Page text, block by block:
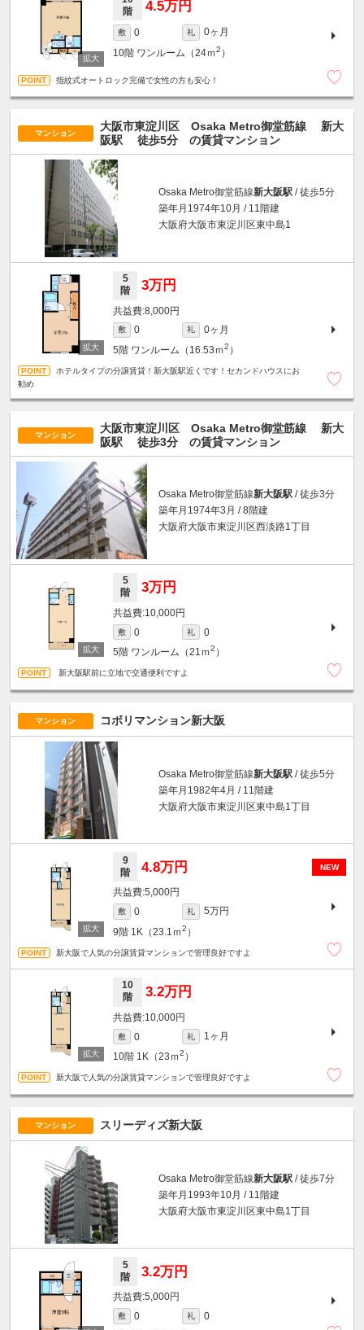
階
4.5万円
敷 0 礼
0ヶ月
10階 ワンルーム（24ｍ2 ）
指紋式オートロック完備で女性の方も安心！
マンション
大阪市東淀川区 Osaka Metro御堂筋線
新大
阪駅
徒歩5分 の賃貸マンション
Osaka Metro御堂筋線新大阪駅 / 徒歩5分
築年月1974年10月 / 11階建
大阪府大阪市東淀川区東中島1
5
階
3万円
8,000円
敷 0 礼
0ヶ月
5階 ワンルーム（16.53ｍ2 ）
ホテルタイプの分譲賃貸！新大阪駅近くです！セカンドハウスにお
勧め
マンション
大阪市東淀川区 Osaka Metro御堂筋線
新大
阪駅
徒歩3分 の賃貸マンション
Osaka Metro御堂筋線新大阪駅 / 徒歩3分
築年月1974年3月 / 8階建
大阪府大阪市東淀川区西淡路1丁目
5
階
3万円
10,000円
敷 0 礼
0
5階 ワンルーム（21ｍ2 ）
新大阪駅前に立地で交通便利ですよ
マンション コボリマンション新大阪
Osaka Metro御堂筋線新大阪駅 / 徒歩5分
築年月1982年4月 / 11階建
大阪府大阪市東淀川区東中島1丁目
NEW
9
階
4.8万円
5,000円
敷 0 礼
5万円
9階 1K（23.1ｍ2 ）
新大阪で人気の分譲賃貸マンションで管理良好ですよ
10
階
3.2万円
10,000円
敷 0 礼
1ヶ月
10階 1K（23ｍ2 ）
新大阪で人気の分譲賃貸マンションで管理良好ですよ
マンション スリーディズ新大阪
Osaka Metro御堂筋線新大阪駅 / 徒歩7分
築年月1993年10月 / 11階建
大阪府大阪市東淀川区東中島1丁目
5
階
3.2万円
5,000円
敷 0 礼
0